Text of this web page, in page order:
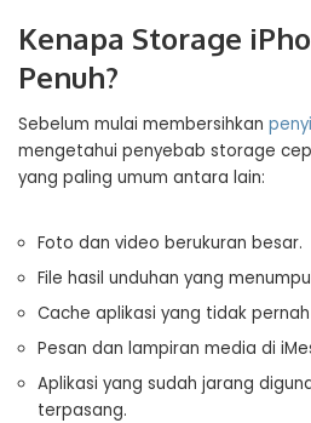
Kenapa Storage
Penuh?
Sebelum mulai membersihkan
mengetahui penyebab storage
yang paling umum antara lain:
Foto dan video berukuran besar.
File hasil unduhan yang
Cache aplikasi yang tidak
Pesan dan lampiran media di
Aplikasi yang sudah jarang
terpasang.